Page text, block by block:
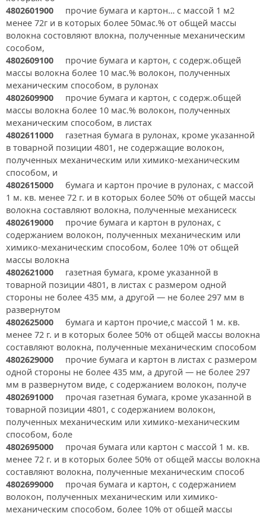
4802601900 прочие бумага и картон… с массой 1 м2
менее 72г и в которых более 50мас.% от общей массы
волокна состовляют влокна, полученные механическим
сособом,
4802609100 прочие бумага и картон, с содерж.общей
массы волокна более 10 мас.% волокон, полученных
механическим способом, в рулонах
4802609900 прочие бумага и картон, с содерж.общей
массы волокна более 10 мас.% волокон, полученных
механическим способом, в листах
4802611000 газетная бумага в рулонах, кроме указанной
в товарной позиции 4801, не содержащие волокон,
полученных механическим или химико-механическим
способом, и
4802615000 бумага и картон прочие в рулонах, с массой
1 м. кв. менее 72 г. и в которых более 50% от общей массы
волокна составляют волокна, полученные механисеск
4802619000 прочие бумага и картон в рулонах, с
содержанием волокон, полученных механическим или
химико-механическим способом, более 10% от общей
массы волокна
4802621000 газетная бумага, кроме указанной в
товарной позиции 4801, в листах с размером одной
стороны не более 435 мм, а другой — не более 297 мм в
развернутом
4802625000 бумага и картон прочие,с массой 1 м. кв.
менее 72 г. и в которых более 50% от общей массы волокна
составляют волокна, полученные механическим способом
4802629000 прочие бумага и картон в листах с размером
одной стороны не более 435 мм, а другой — не более 297
мм в развернутом виде, с содержанием волокон, получе
4802691000 прочая газетная бумага, кроме указанной в
товарной позиции 4801, с содержанием волокон,
полученных механическим или химико-механическим
способом, боле
4802695000 прочая бумага или картон с массой 1 м. кв.
менее 72 г. и в которых более 50% от общей массы волокна
составляют волокна, полученные механическим способ
4802699000 прочая бумага и картон, с содержанием
волокон, полученных механическим или химико-
механическим способом, более 10% от общей массы